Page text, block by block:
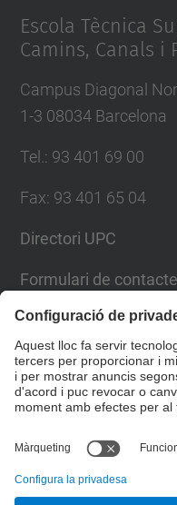
Escola Tècnica
Camins, Canals i
Campus Diagonal
1-3 08034 Barcelona
Tel.: 93 401 69 00
Fax: 93 401 65 04
Directori UPC
Formulari de contacte
© UPCEscola Tècnica
Canals i Ports de Barcelona
Desenvolupat